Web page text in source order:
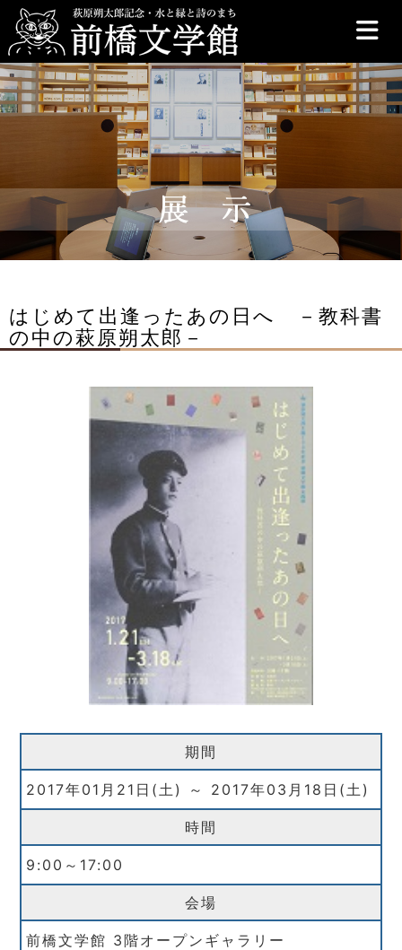
はじめて出逢ったあの日へ －教科書
の中の萩原朔太郎－
期間
2017年01月21日(土) ～ 2017年03月18日(土)
時間
9:00～17:00
会場
前橋文学館 3階オープンギャラリー